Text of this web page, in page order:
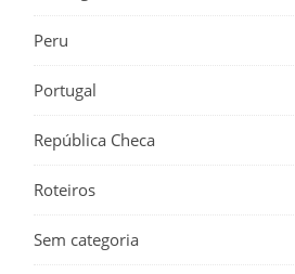
Peru
Portugal
República Checa
Roteiros
Sem categoria